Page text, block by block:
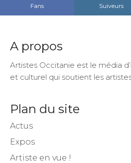
Fans
Suiveurs
A propos
Artistes Occitanie est le média
et culturel qui soutient les
Plan du site
Actus
Expos
Artiste en vue !